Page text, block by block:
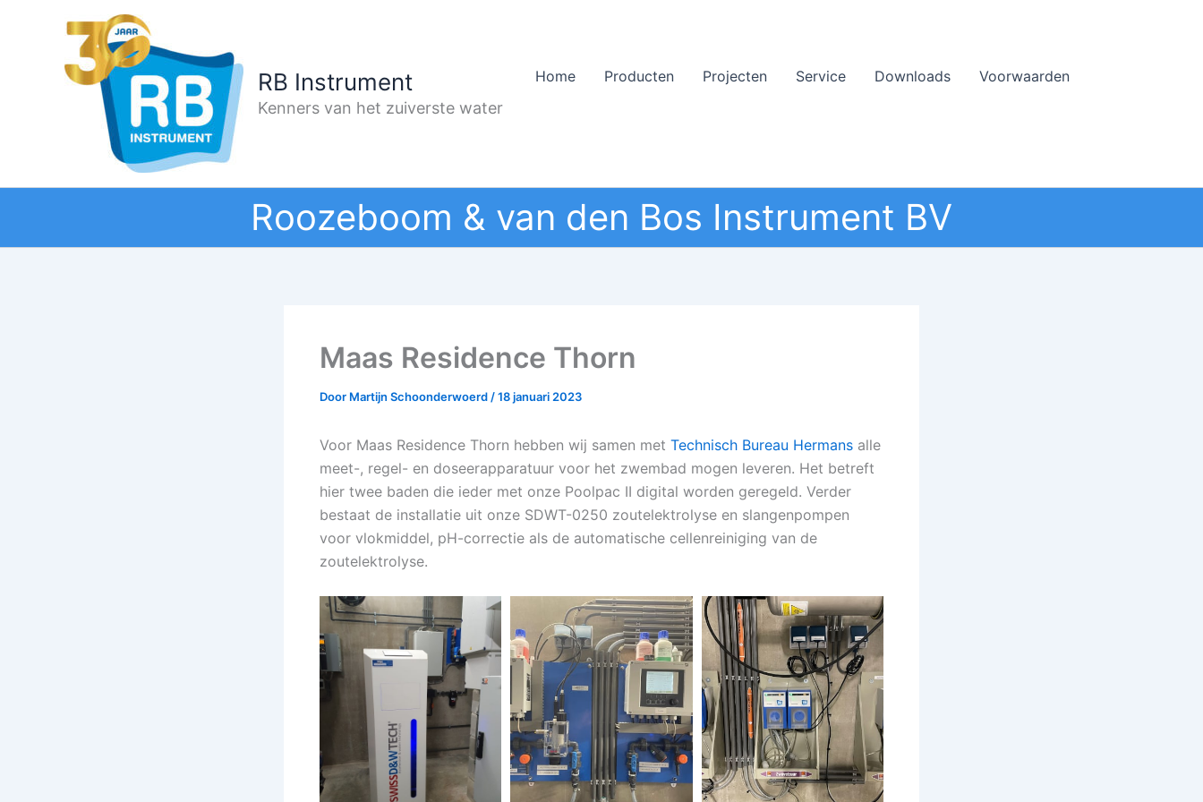
RB Instrument
Kenners van het zuiverste water
Home Producten Projecten Service Downloads Voorwaarden
Roozeboom & van den Bos Instrument BV
Maas Residence Thorn
Door Martijn Schoonderwoerd /18 januari 2023
Voor Maas Residence Thorn hebben wij samen met Technisch Bureau Hermans alle
meet-, regel- en doseerapparatuur voor het zwembad mogen leveren. Het betreft
hier twee baden die ieder met onze Poolpac II digital worden geregeld. Verder
bestaat de installatie uit onze SDWT-0250 zoutelektrolyse en slangenpompen
voor vlokmiddel, pH-correctie als de automatische cellenreiniging van de
zoutelektrolyse.